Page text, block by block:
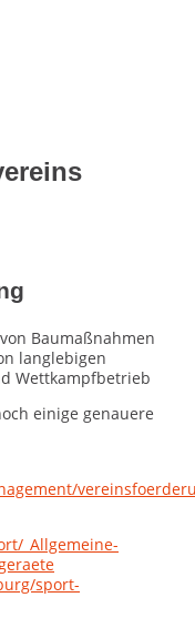
Baumaßnahmen
langlebigen
Wettkampfbetrieb
einige genauere
_Allgemeine-
sport-